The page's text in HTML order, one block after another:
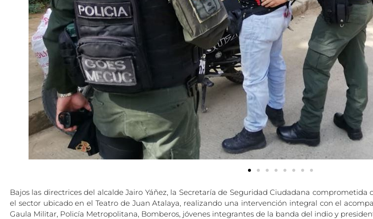
Bajos las directrices del alcalde Jairo Yáñez, la Secretaría de Seguridad Ciudadana comprometida
el sector ubicado en el Teatro de Juan Atalaya, realizando una intervención integral con el
Gaula Militar, Policía Metropolitana, Bomberos, jóvenes integrantes de la banda del indio y